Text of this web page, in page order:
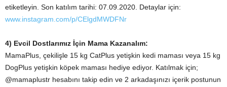
etiketleyin. Son katılım tarihi: 07.09.2020. Detaylar için:
www.instagram.com/p/CElgdMWDFNr
4) Evcil Dostlarımız İçin Mama Kazanalım:
MamaPlus, çekilişle 15 kg CatPlus yetişkin kedi maması veya 15 kg
DogPlus yetişkin köpek maması hediye ediyor. Katılmak için;
@mamaplustr hesabını takip edin ve 2 arkadaşınızı içerik postunun